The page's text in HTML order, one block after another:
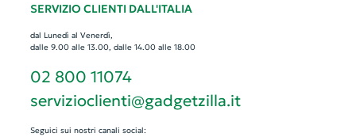
SERVIZIO CLIENTI DALL'ITALIA
dal Lunedì al Venerdì,
dalle 9.00 alle 13.00, dalle 14.00 alle 18.00
02 800 11074
servizioclienti@gadgetzilla.it
Seguici sui nostri canali social: